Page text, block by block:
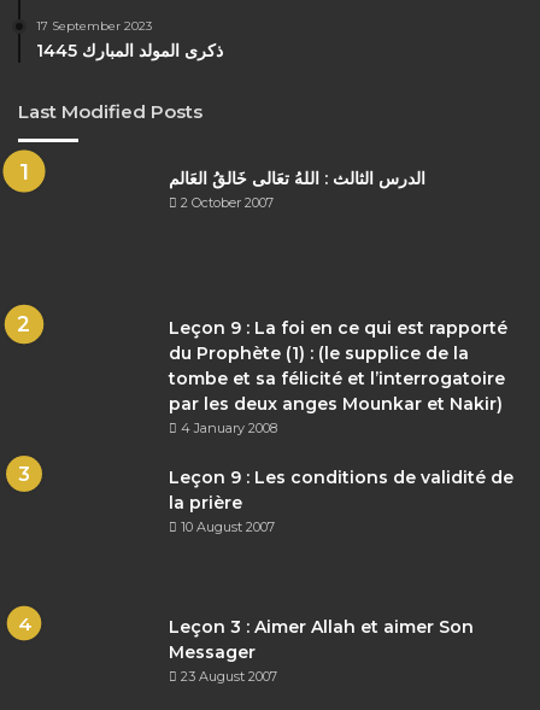
17 September 2023
ذكرى المولد المبارك 1445
Last Modified Posts
الدرس الثالث : اللهُ تعَالى خَالقُ العَالم
2 October 2007
Leçon 9 : La foi en ce qui est rapporté
du Prophète (1) : (le supplice de la
tombe et sa félicité et l’interrogatoire
par les deux anges Mounkar et Nakir)
4 January 2008
Leçon 9 : Les conditions de validité de
la prière
10 August 2007
Leçon 3 : Aimer Allah et aimer Son
Messager
23 August 2007